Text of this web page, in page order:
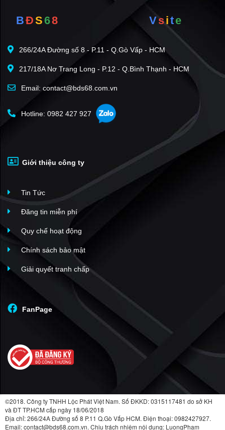
BĐS68 Vsite
266/24A Đường số 8 - P.11 - Q.Gò Vấp - HCM
217/18A Nơ Trang Long - P.12 - Q.Bình Thạnh - HCM
Email: contact@bds68.com.vn
Hotline: 0982 427 927
Giới thiệu công ty
Tin Tức
Đăng tin miễn phí
Quy chế hoạt động
Chính sách bảo mật
Giải quyết tranh chấp
FanPage
©2018. Công ty TNHH Lộc Phát Việt Nam. Số ĐKKD: 0315117481 do sở KH
và ĐT TP.HCM cấp ngày 18/06/2018
Địa chỉ: 266/24A Đường số 8 P.11 Q.Gò Vấp HCM. Điện thoại: 0982427927.
Email: contact@bds68.com.vn. Chịu trách nhiệm nội dung: LuongPham